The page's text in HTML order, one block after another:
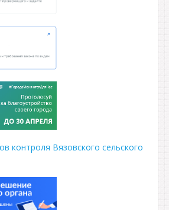
контроля Вязовского сельского